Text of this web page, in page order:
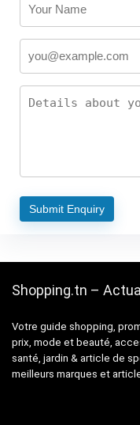
Shopping.tn –
Votre guide shopping,
prix, mode et beauté,
santé, jardin & article de
meilleurs marques et